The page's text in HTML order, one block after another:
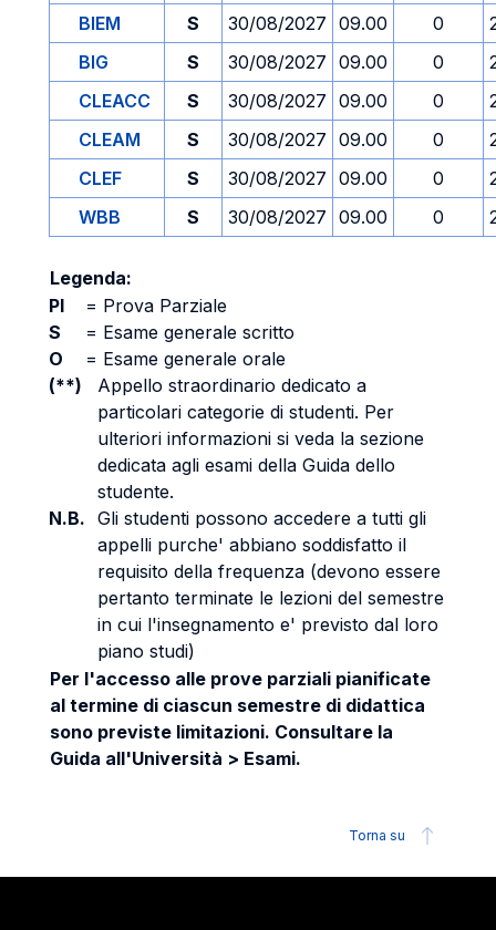
BIEM S 30/08/2027 09.00 0
BIG
S 30/08/2027 09.00 0
CLEACC
S 30/08/2027 09.00 0
CLEAM
S 30/08/2027 09.00 0
CLEF
S 30/08/2027 09.00 0
WBB
S 30/08/2027 09.00 0
Legenda:
PI
= Prova Parziale
S
= Esame generale scritto
O
= Esame generale orale
(**)
Appello straordinario dedicato a
particolari categorie di studenti. Per
ulteriori informazioni si veda la sezione
dedicata agli esami della Guida dello
studente.
N.B. Gli studenti possono accedere a tutti gli
appelli purche' abbiano soddisfatto il
requisito della frequenza (devono essere
pertanto terminate le lezioni del semestre
in cui l'insegnamento e' previsto dal loro
piano studi)
Per l'accesso alle prove parziali pianificate
al termine di ciascun semestre di didattica
sono previste limitazioni. Consultare la
Guida all'Università > Esami.
Torna su